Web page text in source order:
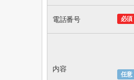
必須
電話番号
任意
内容